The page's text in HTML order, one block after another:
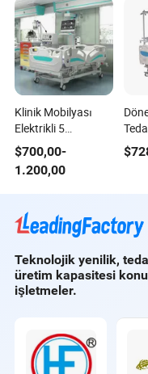
Klinik Mobilyası
Elektrikli 5
Fonksiyonlar
Yoğun Bakım CCÜ
Tıbbi Hasta
Yatağı
$700,00-
1.200,00
$
Teknolojik yenilik,
üretim kapasitesi
işletmeler.